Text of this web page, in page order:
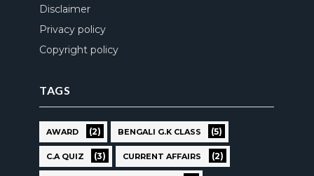
Disclaimer
Privacy policy
Copyright policy
TAGS
AWARD (2) BENGALI G.K CLASS (5)
C.A QUIZ (3) CURRENT AFFAIRS (2)